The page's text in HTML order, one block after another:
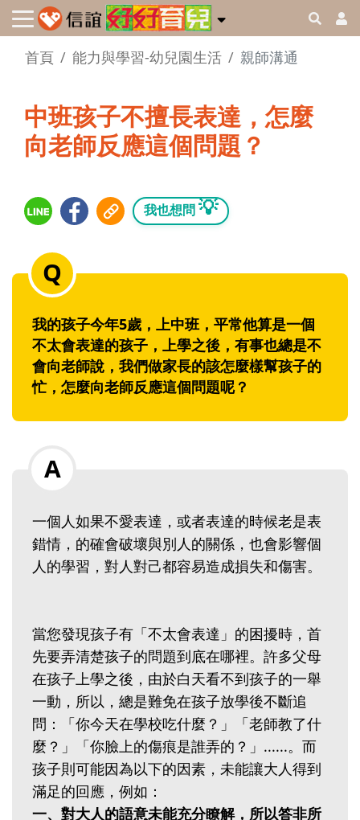
首頁 能力與學習-幼兒園生活 親師溝通
中班孩子不擅長表達，怎麼
向老師反應這個問題？
我也想問 💡
我的孩子今年5歲，上中班，平常他算是一個
不太會表達的孩子，上學之後，有事也總是不
會向老師說，我們做家長的該怎麼樣幫孩子的
忙，怎麼向老師反應這個問題呢？
一個人如果不愛表達，或者表達的時候老是表
錯情，的確會破壞與別人的關係，也會影響個
人的學習，對人對己都容易造成損失和傷害。
當您發現孩子有「不太會表達」的困擾時，首
先要弄清楚孩子的問題到底在哪裡。許多父母
在孩子上學之後，由於白天看不到孩子的一舉
一動，所以，總是難免在孩子放學後不斷追
問：「你今天在學校吃什麼？」「老師教了什
麼？」「你臉上的傷痕是誰弄的？」......。而
孩子則可能因為以下的因素，未能讓大人得到
滿足的回應，例如：
一、對大人的語意未能充分瞭解，所以答非所